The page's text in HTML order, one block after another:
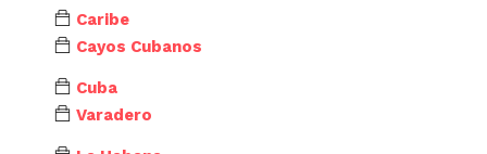
Caribe
Cayos Cubanos
Cuba
Varadero